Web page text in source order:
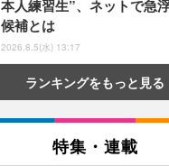
本人練習生”、ネットで急
候補とは
2026.8.5(水) 13:17
ランキングをもっと見る
特集・連載